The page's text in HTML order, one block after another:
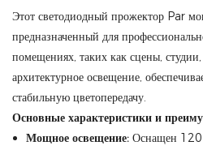
Этот светодиодный прожектор Par
предназначенный для
помещениях, таких как сцены,
архитектурное освещение,
стабильную цветопередачу.
Основные характеристики и
Мощное освещение:Оснащен 120